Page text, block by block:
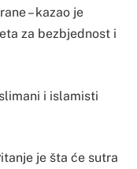
– kazao je
za bezbjednost i
i islamisti
je šta će sutra